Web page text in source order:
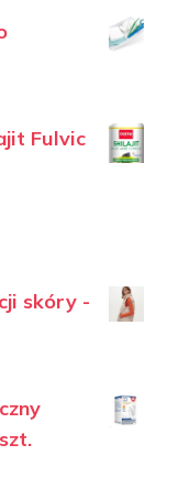
Fulvic
skóry -